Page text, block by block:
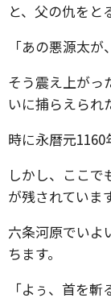
と、父の仇をと
「あの悪源太が
そう震え上がっ
いに捕らえられ
時に永暦元1160
しかし、ここ
が残されていま
六条河原でいよ
ちます。
「よぅ、首を